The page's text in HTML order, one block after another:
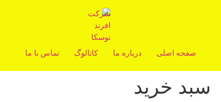
صفحه اصلی درباره ما کاتالوگ تماس با ما
سبد خرید